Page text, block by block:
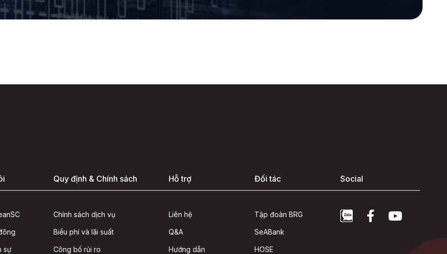
sự
Quy định & Chính sách
Chính sách dịch vụ
Biểu phí và lãi suất
Công bố rủi ro
Hỗ trợ
Liên hệ
Q&A
Hướng dẫn
Đối tác
Tập đoàn BRG
SeABank
HOSE
Social